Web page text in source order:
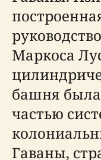
Маркоса
башня
частью
Гаваны,